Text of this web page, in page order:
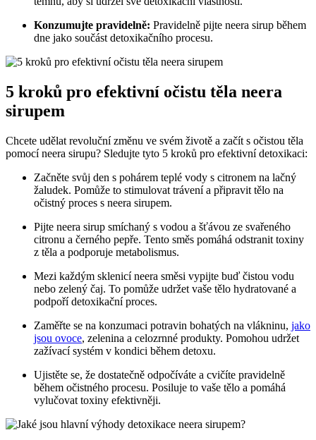
Konzumujte pravidelně: Pravidelně pijte neera sirup během
dne jako součást detoxikačního procesu.
5 kroků pro efektivní očistu těla neera
sirupem
Chcete udělat revoluční změnu ve svém životě a začít s očistou těla
pomocí neera sirupu? Sledujte tyto 5 kroků pro efektivní detoxikaci:
Začněte svůj den s pohárem teplé vody s citronem na lačný
žaludek. Pomůže to stimulovat trávení a připravit tělo na
očistný proces s neera sirupem.
Pijte neera sirup smíchaný s vodou a šťávou ze svařeného
citronu a černého pepře. Tento směs pomáhá odstranit toxiny
z těla a podporuje metabolismus.
Mezi každým sklenicí neera směsi vypijte buď čistou vodu
nebo zelený čaj. To pomůže udržet vaše tělo hydratované a
podpoří detoxikační proces.
Zaměřte se na konzumaci potravin bohatých na vlákninu, jako
jsou ovoce, zelenina a celozrnné produkty. Pomohou udržet
zažívací systém v kondici během detoxu.
Ujistěte se, že dostatečně odpočíváte a cvičíte pravidelně
během očistného procesu. Posiluje to vaše tělo a pomáhá
vylučovat toxiny efektivněji.